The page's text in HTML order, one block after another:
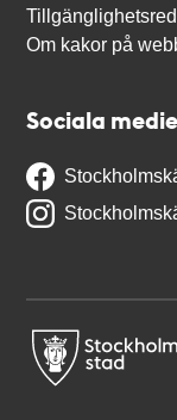
Om kakor på
Sociala